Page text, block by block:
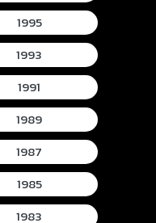
1995
1993
1991
1989
1987
1985
1983